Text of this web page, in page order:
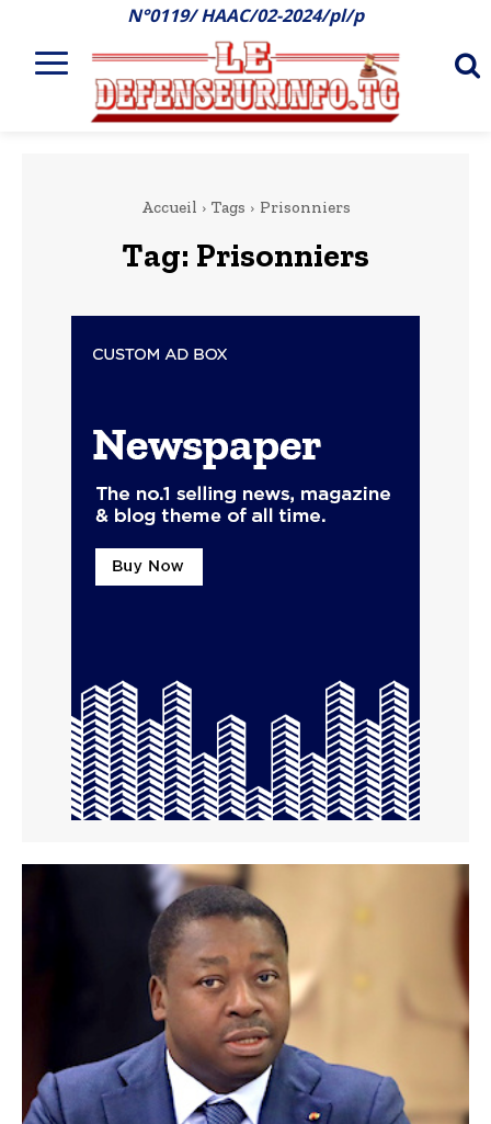
N°0119/ HAAC/02-2024/pl/p
Accueil Tags Prisonniers
Tag: Prisonniers